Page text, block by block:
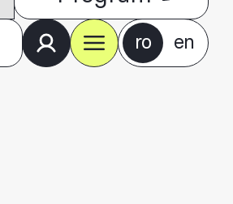
ro en